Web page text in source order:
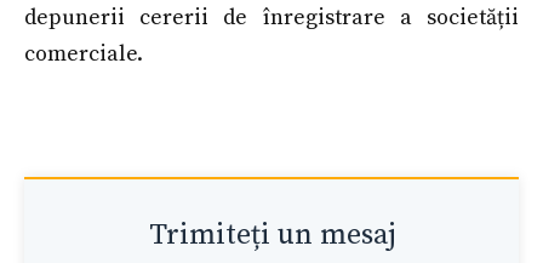
depunerii cererii de înregistrare a societății
comerciale.
Trimiteți un mesaj